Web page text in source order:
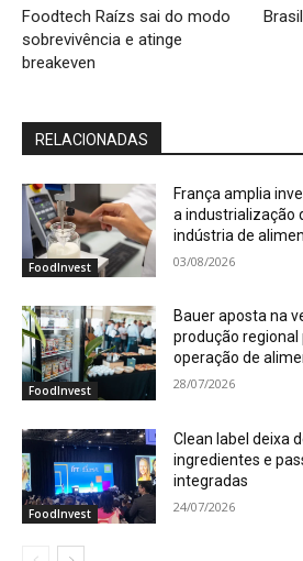
Foodtech Raízs sai do modo
sobrevivência e atinge
breakeven
RELACIONADAS
FoodInvest
França amplia
a industrialização
indústria de
03/08/2026
FoodInvest
Bauer aposta na
produção
operação de
28/07/2026
FoodInvest
Clean label deixa
ingredientes e
integradas
24/07/2026